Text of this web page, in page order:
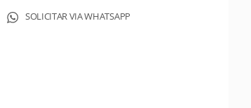
SOLICITAR VIA WHATSAPP